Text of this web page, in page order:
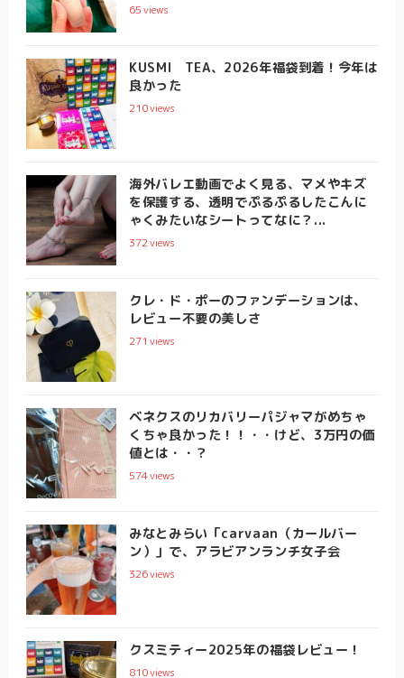
65views
KUSMI TEA、2026年福袋到着！今年は
良かった
210views
海外バレエ動画でよく見る、マメやキズ
を保護する、透明でぷるぷるしたこんに
ゃくみたいなシートってなに？...
372views
クレ・ド・ポーのファンデーションは、
レビュー不要の美しさ
271 views
ベネクスのリカバリーパジャマがめちゃ
くちゃ良かった！！・・けど、3万円の価
値とは・・？
574views
みなとみらい「carvaan（カールバー
ン）」で、アラビアンランチ女子会
326views
クスミティー2025年の福袋レビュー！
810views